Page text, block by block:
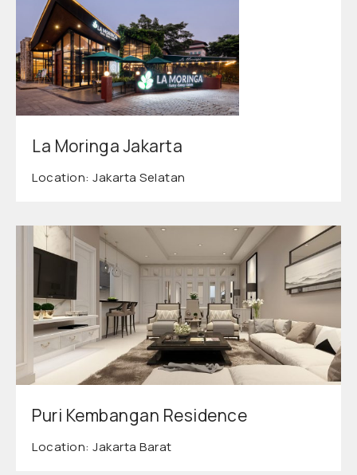
La Moringa Jakarta
Location: Jakarta Selatan
Puri Kembangan Residence
Location: Jakarta Barat